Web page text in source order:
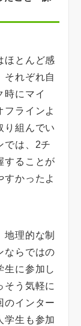
ほとんど感
それぞれ自
時にマイ
フラインよ
り組んでい
では、2チ
することが
すかったよ
地理的な制
ならではの
生に参加し
そう気軽に
のインター
学生も参加